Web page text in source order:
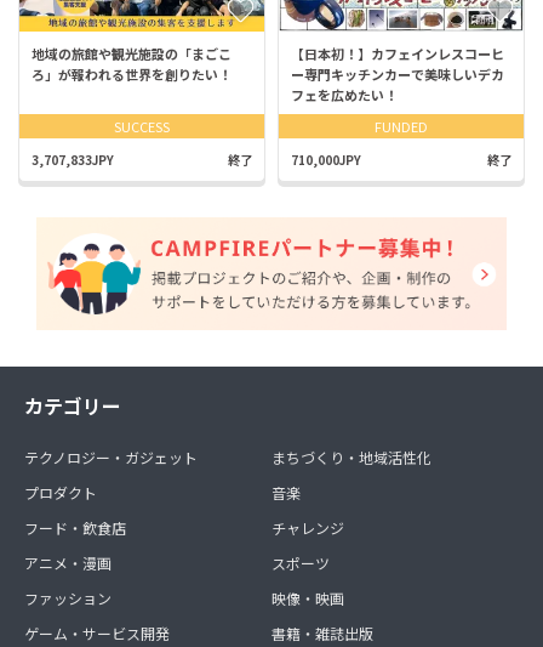
地域の旅館や観光施設の「まごこ
ろ」が報われる世界を創りたい！
SUCCESS
3,707,833JPY 終了
【日本初！】カフェインレスコーヒ
ー専門キッチンカーで美味しいデカ
フェを広めたい！
FUNDED
710,000JPY 終了
カテゴリー
テクノロジー・ガジェット
プロダクト
フード・飲食店
アニメ・漫画
ファッション
ゲーム・サービス開発
まちづくり・地域活性化
音楽
チャレンジ
スポーツ
映像・映画
書籍・雑誌出版